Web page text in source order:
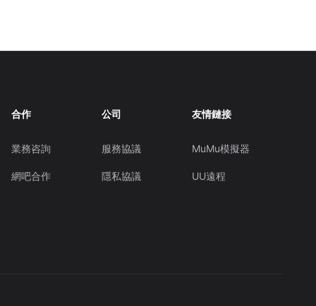
合作
業務咨詢
網吧合作
公司
服務協議
隱私協議
友情鏈接
MuMu模擬器
UU遠程